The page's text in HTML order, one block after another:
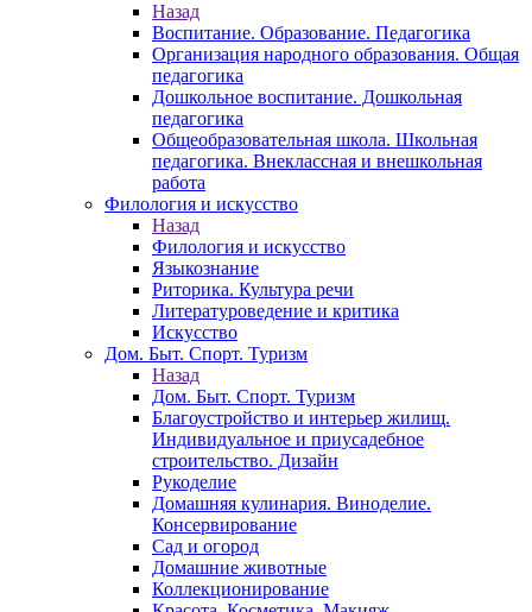
Назад
Воспитание. Образование. Педагогика
Организация народного образования. Общая
педагогика
Дошкольное воспитание. Дошкольная
педагогика
Общеобразовательная школа. Школьная
педагогика. Внеклассная и внешкольная
работа
Филология и искусство
Назад
Филология и искусство
Языкознание
Риторика. Культура речи
Литературоведение и критика
Искусство
Дом. Быт. Спорт. Туризм
Назад
Дом. Быт. Спорт. Туризм
Благоустройство и интерьер жилищ.
Индивидуальное и приусадебное
строительство. Дизайн
Рукоделие
Домашняя кулинария. Виноделие.
Консервирование
Сад и огород
Домашние животные
Коллекционирование